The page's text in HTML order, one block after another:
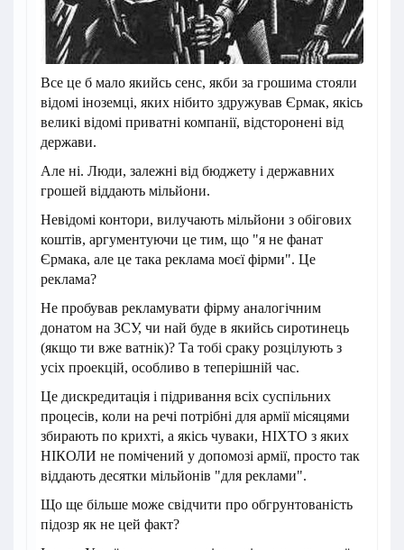
Все це б мало якийсь сенс, якби за грошима стояли
відомі іноземці, яких нібито здружував Єрмак, якісь
великі відомі приватні компанії, відсторонені від
держави.
Але ні. Люди, залежні від бюджету і державних
грошей віддають мільйони.
Невідомі контори, вилучають мільйони з обігових
коштів, аргументуючи це тим, що "я не фанат
Єрмака, але це така реклама моєї фірми". Це
реклама?
Не пробував рекламувати фірму аналогічним
донатом на ЗСУ, чи най буде в якийсь сиротинець
(якщо ти вже ватнік)? Та тобі сраку розцілують з
усіх проекцій, особливо в теперішній час.
Це дискредитація і підривання всіх суспільних
процесів, коли на речі потрібні для армії місяцями
збирають по крихті, а якісь чуваки, НІХТО з яких
НІКОЛИ не помічений у допомозі армії, просто так
віддають десятки мільйонів "для реклами".
Що ще більше може свідчити про обгрунтованість
підозр як не цей факт?